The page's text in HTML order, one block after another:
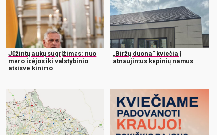
Jūžintų aukų sugrįžimas: nuo
mero idėjos iki valstybinio
atsisveikinimo
„Biržų duona“ kviečia į
atnaujintus kepinių namus